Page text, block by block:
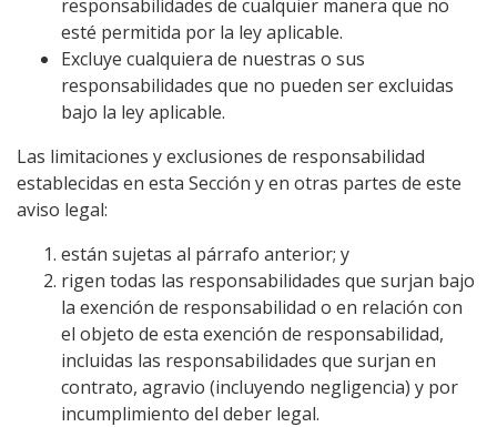
responsabilidades de cualquier manera que no
esté permitida por la ley aplicable.
Excluye cualquiera de nuestras o sus
responsabilidades que no pueden ser excluidas
bajo la ley aplicable.
Las limitaciones y exclusiones de responsabilidad
establecidas en esta Sección y en otras partes de este
aviso legal:
están sujetas al párrafo anterior; y
rigen todas las responsabilidades que surjan bajo
la exención de responsabilidad o en relación con
el objeto de esta exención de responsabilidad,
incluidas las responsabilidades que surjan en
contrato, agravio (incluyendo negligencia) y por
incumplimiento del deber legal.